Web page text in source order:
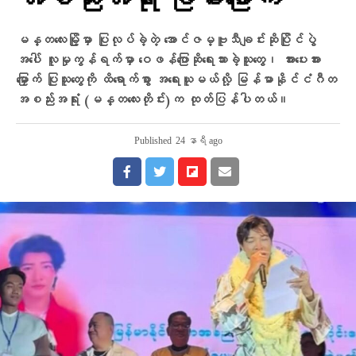
မန္တလေးမြို့မှာ ပြုလုပ်ခဲ့တဲ့ အောင်ဇမ္ဗူသီချင်းဆိုပြိုင်ပွဲ
အပေါ် လူမှုကွန်ရက်မှာ ဝေဖန်ပြောဆိုရေးသားခဲ့သူတွေ၊ အားပေးအား
မြှောက် ပြုသူတွေကို ထိရောက်စွာ အရေးယူမယ်လို့ မြန်မာနိုင်ငံဂီတ
အစည်းအရုံး (မန္တလေးတိုင်း)က ထုတ်ပြန်ပါတယ်။
Published 24 နာရီ ago